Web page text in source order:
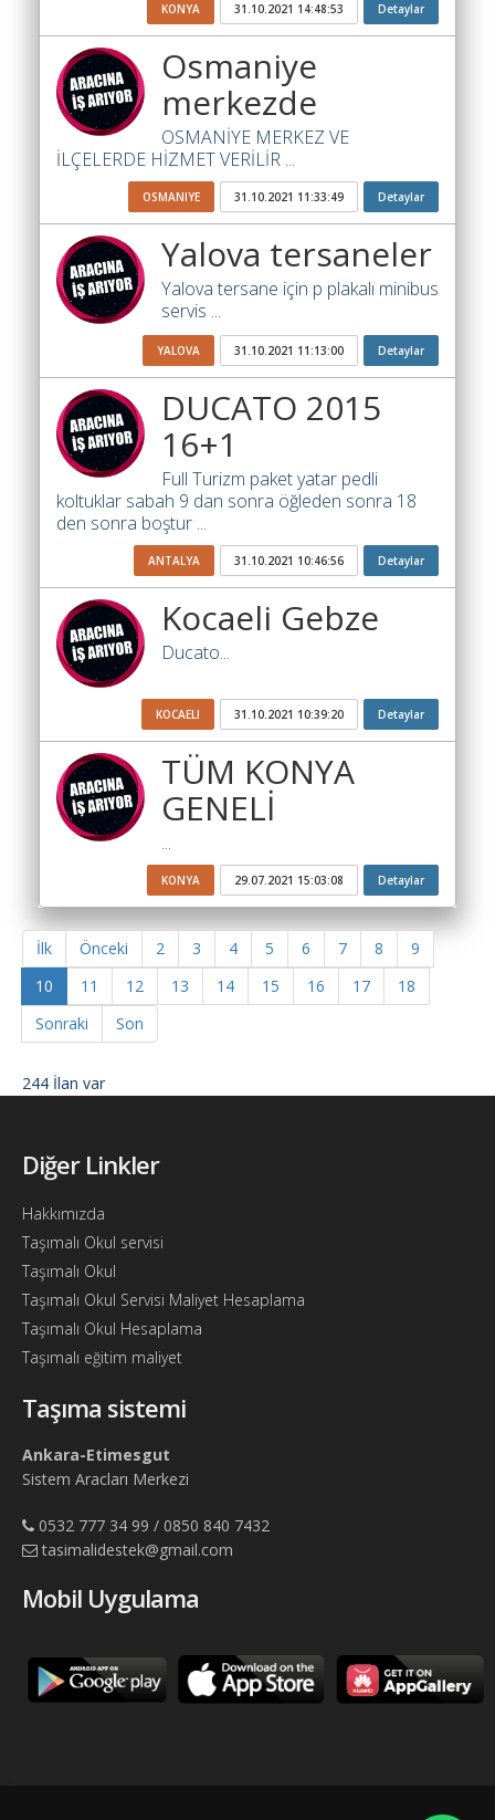
arayanlar
Soför
olup
arayanlar
arayanlar
Bul
Ajandam
Hakkımızda
İletişim
KONYA 31.10.2021 14:48:53 Detaylar
Osmaniye
merkezde
OSMANİYE MERKEZ VE
İLÇELERDE HİZMET VERİLİR ...
OSMANIYE 31.10.2021 11:33:49 Detaylar
Yalova tersaneler
Yalova tersane için p plakalı minibus
servis ...
YALOVA 31.10.2021 11:13:00 Detaylar
DUCATO 2015
16+1
Full Turizm paket yatar pedli
koltuklar sabah 9 dan sonra öğleden sonra 18
den sonra boştur ...
ANTALYA 31.10.2021 10:46:56 Detaylar
Kocaeli Gebze
Ducato...
KOCAELI 31.10.2021 10:39:20 Detaylar
TÜM KONYA
GENELİ
...
KONYA 29.07.2021 15:03:08 Detaylar
İlk Önceki 2 3 4 5 6 7 8
9
10
11 12 13 14 15 16 17
18
Sonraki
Son
244 İlan var
Diğer Linkler
Hakkımızda
Taşımalı Okul servisi
Taşımalı Okul
Taşımalı Okul Servisi Maliyet Hesaplama
Taşımalı Okul Hesaplama
Taşımalı eğitim maliyet
Taşıma sistemi
Ankara-Etimesgut
Sistem Aracları Merkezi
0532 777 34 99 / 0850 840 7432
tasimalidestek@gmail.com
Mobil Uygulama